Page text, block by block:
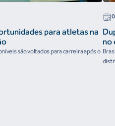
para atletas na
são voltados para carreira após o
no